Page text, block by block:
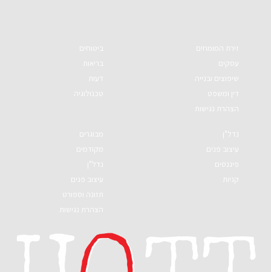
זירת המומחים
עסקים
שיפוצים ובנייה
דין ומשפט
הצהרת נגישות
ביטוחים
בריאות
דעות
טכנולוגיה
נדל"ן
עיצוב פנים
פיננסים
קניות
מבוגרים
מקודמים
נדל"ן
עיצוב פנים
תזונה וספורט
הצהרת נגישות